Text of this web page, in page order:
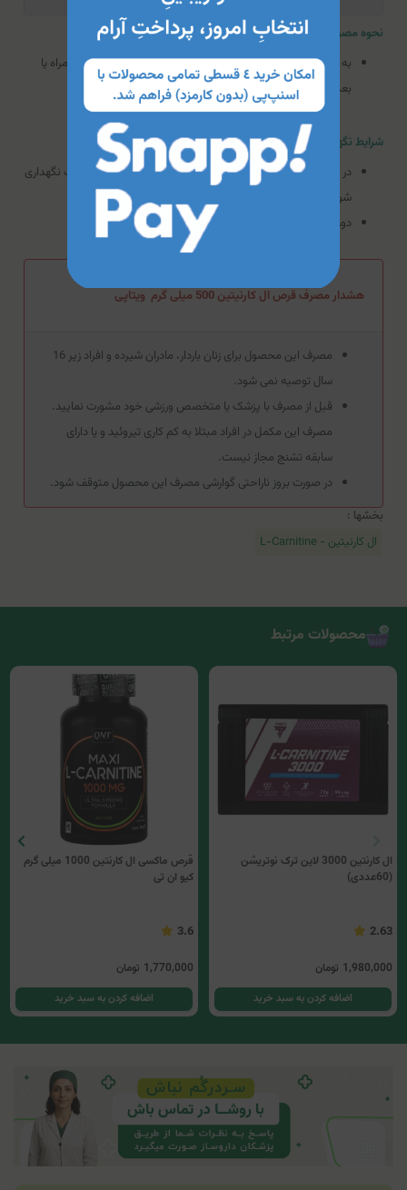
نحوه مصرف قرص ال کارنیتین 500 میلی گرم ویتاپی
به عنوان یک مکمل غذایی ۴ بار در روز هربار یک قرص، ترجیحا همراه یا
بعد از غذا مصرف شود.
شرایط نگهداری قرص ال کارنیتین 500 میلی گرم ویتاپی
در دمای کمتر از 25 درجه سانتی گراد و دور از نور خورشید و رطوبت نگهداری
شود.
دور از دسترس کودکان نگهداری شود.
هشدار مصرف قرص ال کارنیتین 500 میلی گرم ویتاپی
مصرف این محصول برای زنان باردار، مادران شیرده و افراد زیر 16
سال توصیه نمی شود.
قبل از مصرف با پزشک یا متخصص ورزشی خود مشورت نمایید.
مصرف این مکمل در افراد مبتلا به کم کاری تیروئید و یا دارای
سابقه تشنج مجاز نیست.
در صورت بروز ناراحتی گوارشی مصرف این محصول متوقف شود.
بخشها :
ال کارنیتین - L-Carnitine
محصولات مرتبط
ال کارنتین 3000 لاین ترک نوتریشن
(60عددی)
2.63
1,980,000 تومان
اضافه کردن به سبد خرید
قرص ماکسی ال کارنتین 1000 میلی گرم
کیو ان تی
3.6
1,770,000 تومان
اضافه کردن به سبد خرید